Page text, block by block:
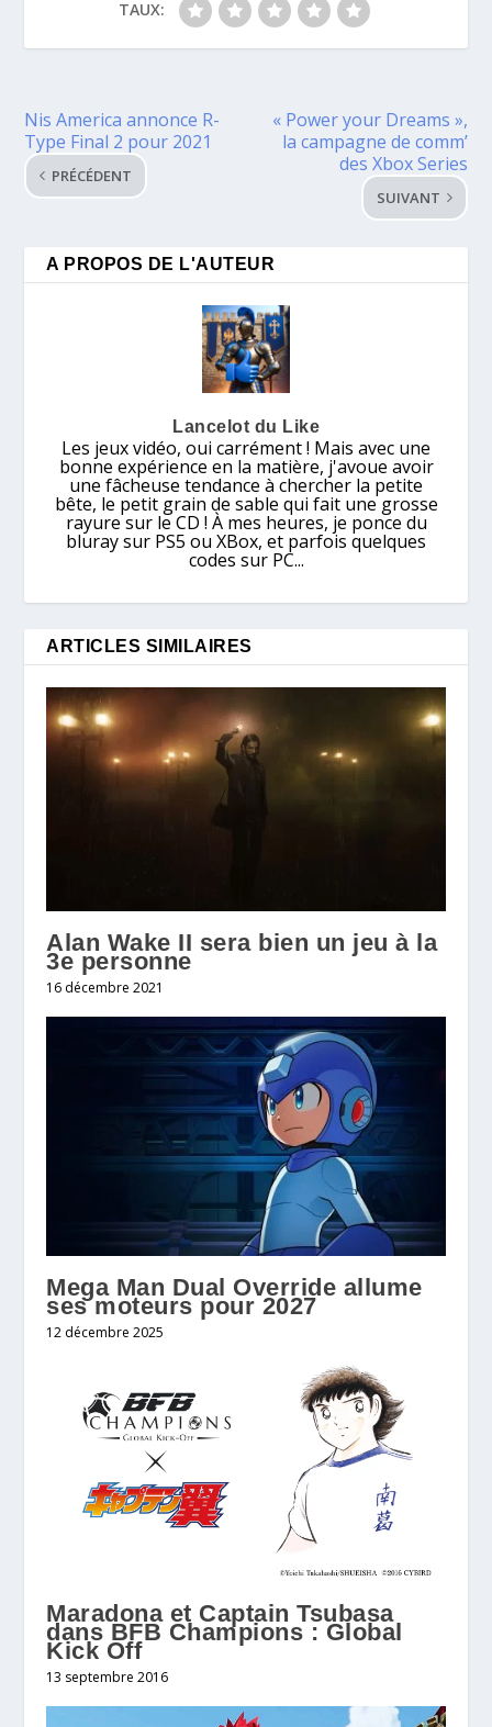
TAUX:
Nis America annonce R-
Type Final 2 pour 2021
PRÉCÉDENT
« Power your Dreams »,
la campagne de comm’
des Xbox Series
SUIVANT
A PROPOS DE L'AUTEUR
Lancelot du Like
Les jeux vidéo, oui carrément ! Mais avec une
bonne expérience en la matière, j'avoue avoir
une fâcheuse tendance à chercher la petite
bête, le petit grain de sable qui fait une grosse
rayure sur le CD ! À mes heures, je ponce du
bluray sur PS5 ou XBox, et parfois quelques
codes sur PC...
ARTICLES SIMILAIRES
Alan Wake II sera bien un jeu à la
3e personne
16 décembre 2021
Mega Man Dual Override allume
ses moteurs pour 2027
12 décembre 2025
Maradona et Captain Tsubasa
dans BFB Champions : Global
Kick Off‏
13 septembre 2016